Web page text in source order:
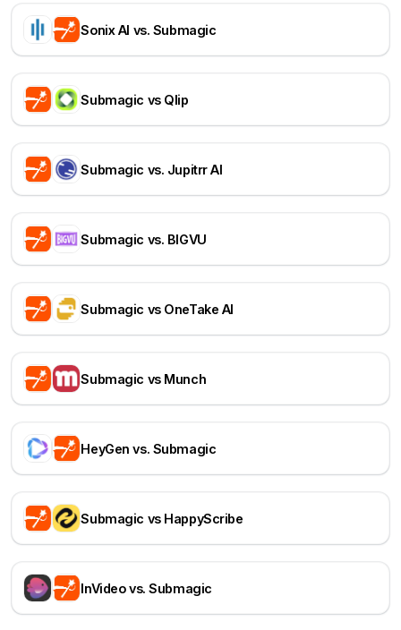
Sonix AI vs. Submagic
Submagic vs Qlip
Submagic vs. Jupitrr AI
Submagic vs. BIGVU
Submagic vs OneTake AI
Submagic vs Munch
HeyGen vs. Submagic
Submagic vs HappyScribe
InVideo vs. Submagic